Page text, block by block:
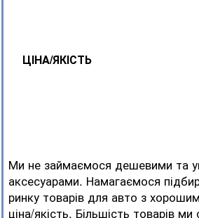
ЦІНА/ЯКІСТЬ
Ми не займаємося дешевими та
аксесуарами. Намагаємося
ринку товарів для авто з
ціна/якість. Більшість товарів